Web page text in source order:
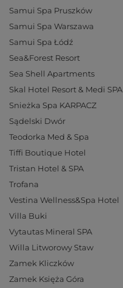
Samui Spa Pruszków
Samui Spa Warszawa
Samui Spa Łódź
Sea&Forest Resort
Sea Shell Apartments
Skal Hotel Resort & Medi SPA
Snieżka Spa KARPACZ
Sądelski Dwór
Teodorka Med & Spa
Tiffi Boutique Hotel
Tristan Hotel & SPA
Trofana
Vestina Wellness&Spa Hotel
Villa Buki
Vytautas Mineral SPA
Willa Litworowy Staw
Zamek Kliczków
Zamek Księża Góra